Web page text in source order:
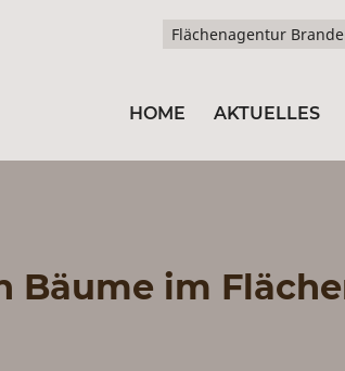
HOME AKTUELLES
Flächenagentur
Bäume im